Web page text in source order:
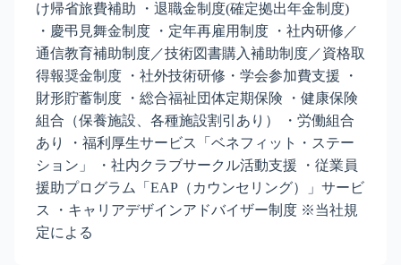
け帰省旅費補助 ・退職金制度(確定拠出年金制度)
・慶弔見舞金制度 ・定年再雇用制度 ・社内研修／
通信教育補助制度／技術図書購入補助制度／資格取
得報奨金制度 ・社外技術研修・学会参加費支援 ・
財形貯蓄制度 ・総合福祉団体定期保険 ・健康保険
組合（保養施設、各種施設割引あり） ・労働組合
あり ・福利厚生サービス「ベネフィット・ステー
ション」 ・社内クラブサークル活動支援 ・従業員
援助プログラム「EAP（カウンセリング）」サービ
ス ・キャリアデザインアドバイザー制度 ※当社規
定による